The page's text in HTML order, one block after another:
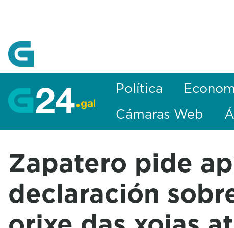
Política
Cámaras Web
Zapatero pide
declaración